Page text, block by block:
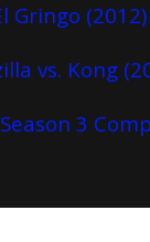
Gringo (2012)
vs. Kong
3